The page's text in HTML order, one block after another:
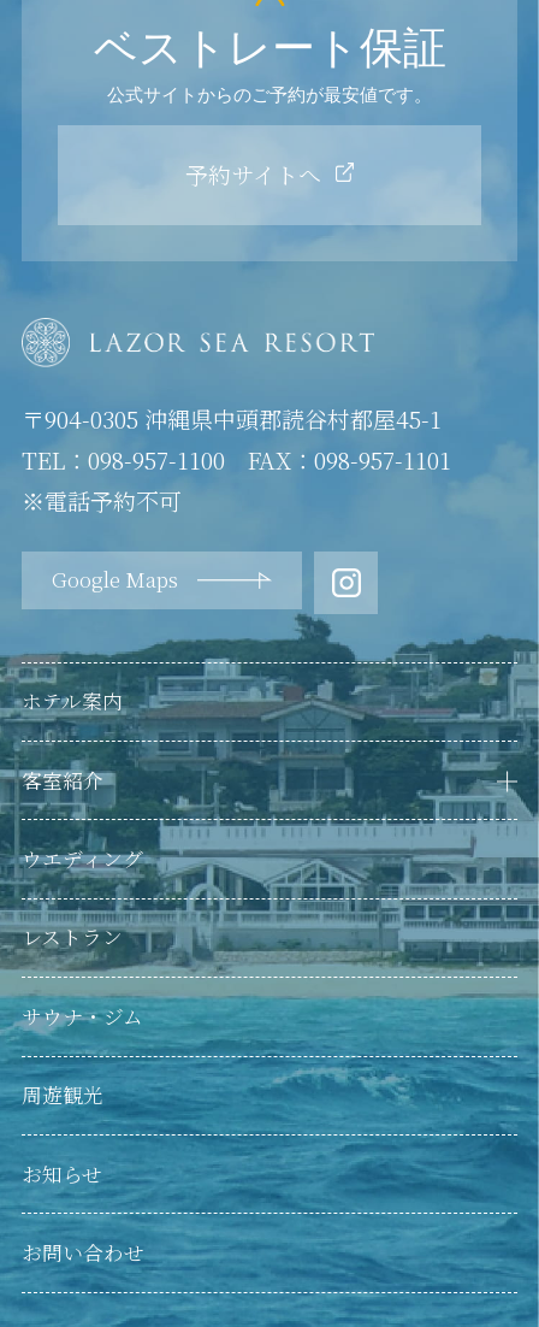
ベストレート保証
公式サイトからのご予約が最安値です。
予約サイトへ
〒904-0305 沖縄県中頭郡読谷村都屋45-1
TEL：098-957-1100 FAX：098-957-1101
※電話予約不可
Google Maps
ホテル案内
客室紹介
LAZOR SEA RESORT（本館）
LAZOR SEA RESORT ANNEX（別館）
ウエディング
レストラン
サウナ・ジム
周遊観光
お知らせ
お問い合わせ